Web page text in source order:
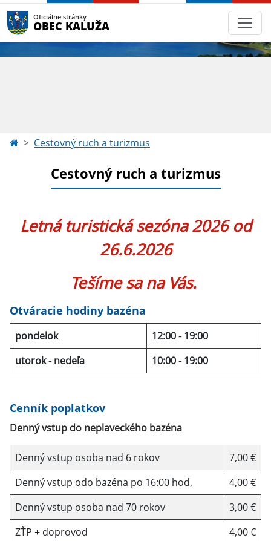
Oficiálne stránky
OBEC KALUŽA
Cestovný ruch a turizmus
Cestovný ruch a turizmus
Letná turistická sezóna 2026 od
26.6.2026
Tešíme sa na Vás.
Otváracie hodiny bazéna
pondelok
12:00 - 19:00
utorok - nedeľa
10:00 - 19:00
Cenník poplatkov
Denný vstup do neplaveckého bazéna
Denný vstup osoba nad 6 rokov
7,00 €
Denný vstup odo bazéna po 16:00 hod,
4,00 €
Denný vstup osoba nad 70 rokov
3,00 €
ZŤP + doprovod
4,00 €